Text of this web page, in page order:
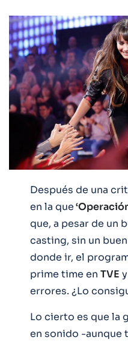
Después de una
en la que
que, a pesar de un
casting, sin un
donde ir, el
prime time en TVE
errores. ¿Lo
Lo cierto es que la
en sonido -aunque